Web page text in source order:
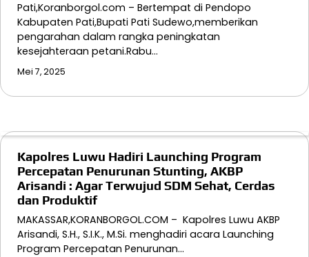
Pati,Koranborgol.com – Bertempat di Pendopo
Kabupaten Pati,Bupati Pati Sudewo,memberikan
pengarahan dalam rangka peningkatan
kesejahteraan petani.Rabu…
Mei 7, 2025
Kapolres Luwu Hadiri Launching Program
Percepatan Penurunan Stunting, AKBP
Arisandi : Agar Terwujud SDM Sehat, Cerdas
dan Produktif
MAKASSAR,KORANBORGOL.COM – Kapolres Luwu AKBP
Arisandi, S.H., S.I.K., M.Si. menghadiri acara Launching
Program Percepatan Penurunan…